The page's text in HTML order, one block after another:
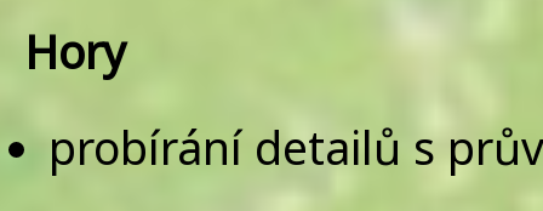
Hory
probírání detailů s